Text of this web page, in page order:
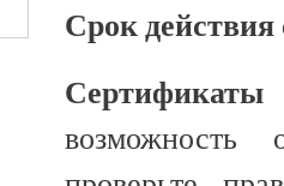
Срок
возможность